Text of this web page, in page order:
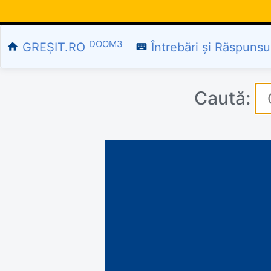
home GREȘIT.RO DOOM3 keyboard Întrebări și
Caută: